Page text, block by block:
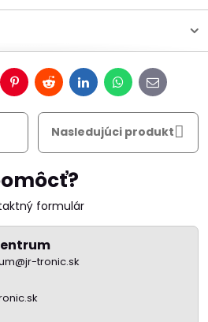
PinterestRedditLinkedInWhatsApp
E-
mail
Nasledujúci produkt
formulár
tronic.sk